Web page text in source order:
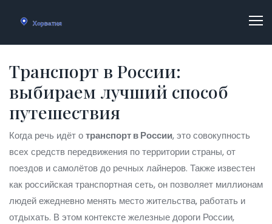
Транспорт в России:
выбираем лучший способ
путешествия
Когда речь идёт отранспорт в России,это совокупность
всех средств передвижения по территории страны, от
поездов и самолётов до речных лайнеров. Также известен
как российская транспортная сеть, он позволяет миллионам
людей ежедневно менять место жительства, работать и
отдыхать. В этом контекстежелезные дороги России,